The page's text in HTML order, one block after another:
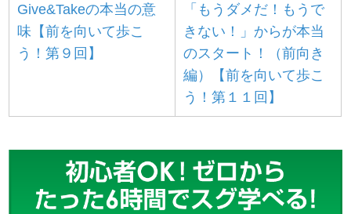
Give&Takeの本当の意
味【前を向いて歩こ
う！第９回】
「もうダメだ！もうで
きない！」からが本当
のスタート！（前向き
編）【前を向いて歩こ
う！第１１回】